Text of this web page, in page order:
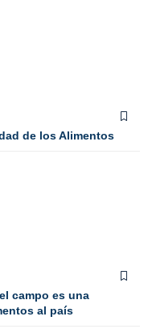
de los Alimentos
campo es una
al país